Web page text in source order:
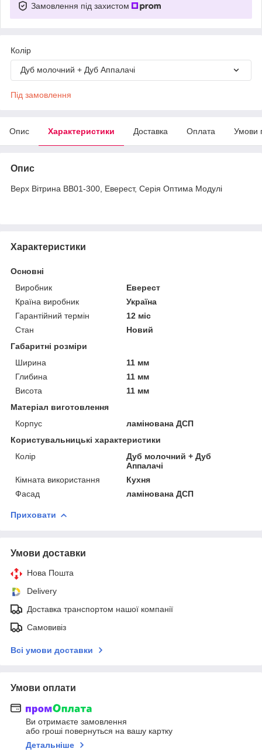
Замовлення під захистом
Колір
Дуб молочний + Дуб Аппалачі
Під замовлення
Опис Характеристики Доставка Оплата Умови
Опис
Верх Вітрина ВВ01-300, Еверест, Серія Оптима Модулі
Характеристики
Основні
Виробник
Еверест
Країна виробник
Україна
Гарантійний термін
12 міс
Стан
Новий
Габаритні розміри
Ширина
11 мм
Глибина
11 мм
Висота
11 мм
Матеріал виготовлення
Корпус
ламінована ДСП
Користувальницькі характеристики
Колір
Дуб молочний + Дуб
Аппалачі
Кімната використання
Кухня
Фасад
ламінована ДСП
Приховати
Умови доставки
Нова Пошта
Delivery
Доставка транспортом нашої компанії
Самовивіз
Всі умови доставки
Умови оплати
Ви отримаєте замовлення
або гроші повернуться на вашу картку
Детальніше